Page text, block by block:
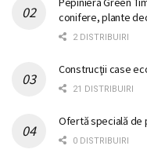
conifere, plante
2 DISTRIBUIRI
Construcţii case
21 DISTRIBUIRI
Ofertă specială de
0 DISTRIBUIRI